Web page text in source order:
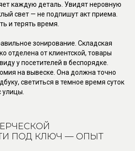
каждую деталь. Увидят неровную
свет — не подпишут акт приема.
и терять время.
зонирование. Складская
отделена от клиентской, товары
у посетителей в беспорядке.
на вывеске. Она должна точно
светиться в темное время суток
ПОД КЛЮЧ — ОПЫТ